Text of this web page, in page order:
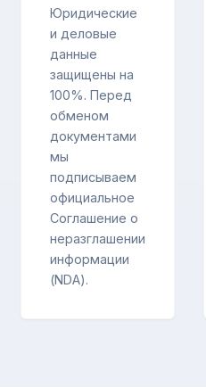
Юридические
и деловые
данные
защищены на
100%. Перед
обменом
документами
мы
подписываем
официальное
Соглашение о
неразглашении
информации
(NDA).